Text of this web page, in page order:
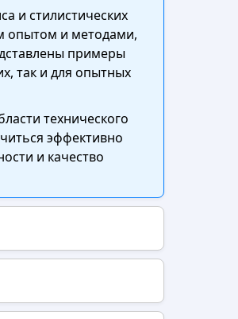
и стилистических
опытом и методами,
примеры
так и для опытных
технического
эффективно
и качество